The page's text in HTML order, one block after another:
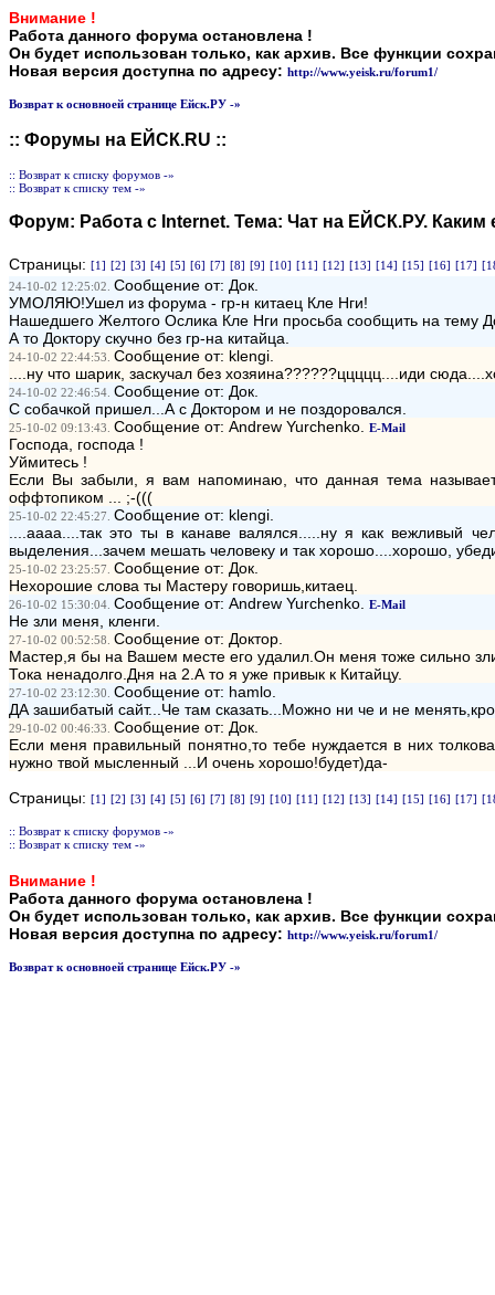
Внимание !
Работа данного форума остановлена !
Он будет использован только, как архив. Все функции
Новая версия доступна по адресу: http://www.yeisk.ru/forum1/
Возврат к основноей странице Ейск.РУ -»
:: Форумы на ЕЙСК.RU ::
:: Возврат к списку форумов -»
:: Возврат к списку тем -»
Форум: Работа с Internet. Тема: Чат на ЕЙСК.РУ. Каким
Страницы: [1] [2] [3] [4] [5] [6] [7] [8] [9] [10] [11] [12] [13] [14] [15] [16] [17]
24-10-02 12:25:02. Сообщение от: Док.
УМОЛЯЮ!Ушел из форума - гр-н китаец Кле Нги!
Нашедшего Желтого Ослика Кле Нги просьба сообщить на тему
А то Доктору скучно без гр-на китайца.
24-10-02 22:44:53. Сообщение от: klengi.
....ну что шарик, заскучал без хозяина??????ццццц....иди
24-10-02 22:46:54. Сообщение от: Док.
С собачкой пришел...А с Доктором и не поздоровался.
25-10-02 09:13:43. Сообщение от: Andrew Yurchenko. E-Mail
Господа, господа !
Уймитесь !
Если Вы забыли, я вам напоминаю, что данная тема
оффтопиком ... ;-(((
25-10-02 22:45:27. Сообщение от: klengi.
....аааа....так это ты в канаве валялся.....ну я как вежливый
выделения...зачем мешать человеку и так хорошо....хорошо,
25-10-02 23:25:57. Сообщение от: Док.
Нехорошие слова ты Мастеру говоришь,китаец.
26-10-02 15:30:04. Сообщение от: Andrew Yurchenko. E-Mail
Не зли меня, кленги.
27-10-02 00:52:58. Сообщение от: Доктор.
Мастер,я бы на Вашем месте его удалил.Он меня тоже сильно
Тока ненадолго.Дня на 2.А то я уже привык к Китайцу.
27-10-02 23:12:30. Сообщение от: hamlo.
ДА зашибатый сайт...Че там сказать...Можно ни че и не
29-10-02 00:46:33. Сообщение от: Док.
Если меня правильный понятно,то тебе нуждается в них
нужно твой мысленный ...И очень хорошо!будет)да-
Страницы: [1] [2] [3] [4] [5] [6] [7] [8] [9] [10] [11] [12] [13] [14] [15] [16] [17]
:: Возврат к списку форумов -»
:: Возврат к списку тем -»
Внимание !
Работа данного форума остановлена !
Он будет использован только, как архив. Все функции
Новая версия доступна по адресу: http://www.yeisk.ru/forum1/
Возврат к основноей странице Ейск.РУ -»